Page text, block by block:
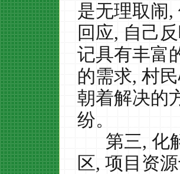
是无理取闹,
回应,自己
记具有丰富
的需求,村
朝着解决的
纷。
第三,化
区,项目资